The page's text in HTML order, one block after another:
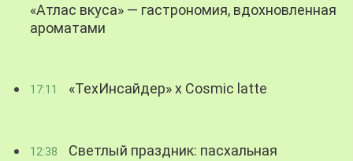
«Атлас вкуса» — гастрономия, вдохновленная
ароматами
17:11 «ТехИнсайдер» х Cosmic latte
12:38
Светлый праздник: пасхальная